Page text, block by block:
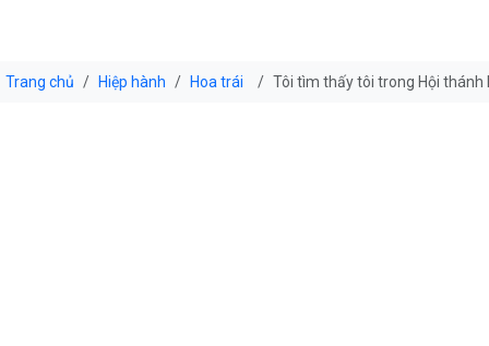
Trang chủ Hiệp hành Hoa trái Tôi tìm thấy tôi trong Hội thánh